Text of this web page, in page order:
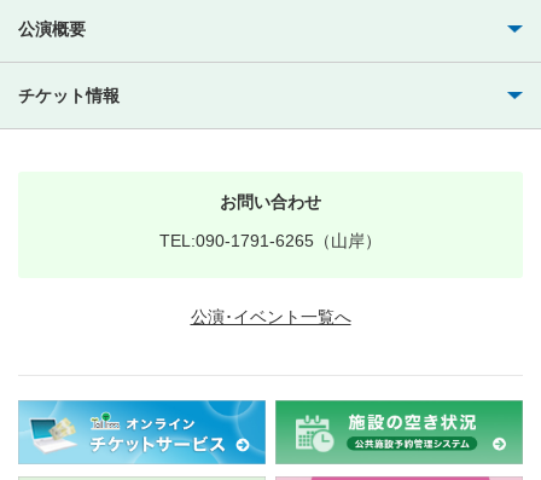
公演概要
チケット情報
お問い合わせ
TEL:090-1791-6265（山岸）
公演･イベント一覧へ